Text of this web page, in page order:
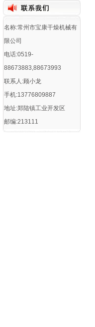
名称:常州市宝康干燥机械有
限公司
电话:0519-
88673883,88673993
联系人:顾小龙
手机:13776809887
地址:郑陆镇工业开发区
邮编:213111